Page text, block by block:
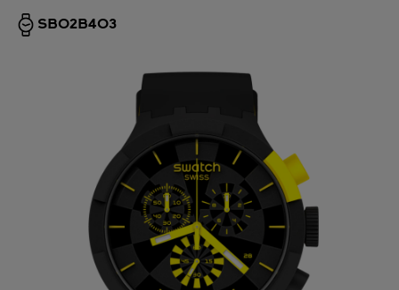
SB02B403